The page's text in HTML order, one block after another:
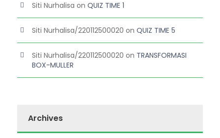
Siti Nurhalisa on QUIZ TIME 1
Siti Nurhalisa/220112500020 on QUIZ TIME 5
Siti Nurhalisa/220112500020 on TRANSFORMASI
BOX-MULLER
Archives